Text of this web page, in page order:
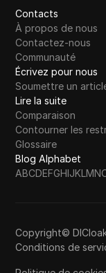
Contacts
À propos de nous
Contactez-nous
Communauté
Écrivez pour nous
Soumettre un
Lire la suite
Comparaison
Contourner les
Glossaire
Blog Alphabet
ABCDEFGHIJKLMN
Copyright©
Conditions de